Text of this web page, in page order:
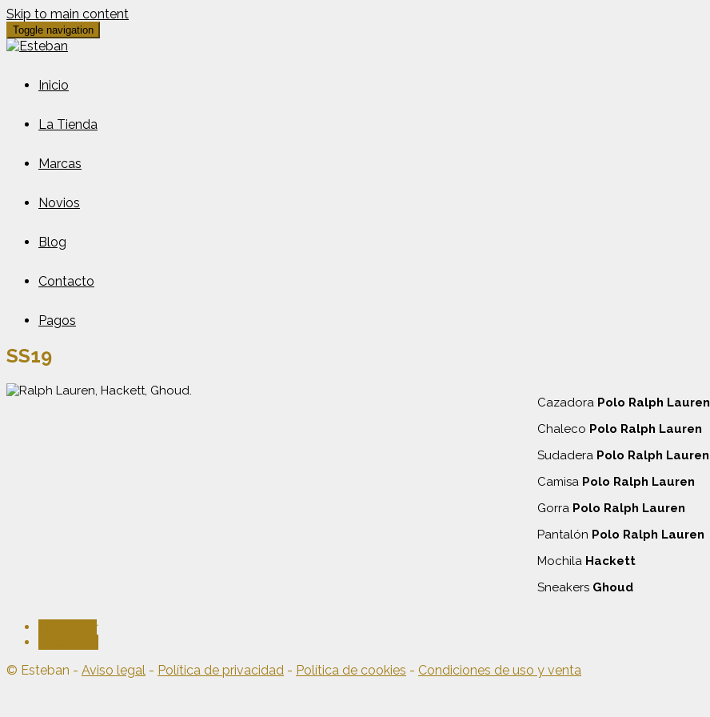
Skip to main content
Toggle navigation
Inicio
La Tienda
Marcas
Novios
Blog
Contacto
Pagos
SS19
Cazadora Polo Ralph Lauren
Chaleco Polo Ralph Lauren
Sudadera Polo Ralph Lauren
Camisa Polo Ralph Lauren
Gorra Polo Ralph Lauren
Pantalón Polo Ralph Lauren
Mochila Hackett
Sneakers Ghoud
© Esteban - Aviso legal - Política de privacidad - Política de cookies - Condiciones de uso y venta